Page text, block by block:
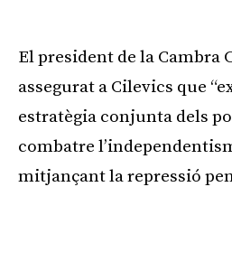
El president de la Cambra
assegurat a Cilevics que
estratègia conjunta dels
combatre
mitjançant la repressió